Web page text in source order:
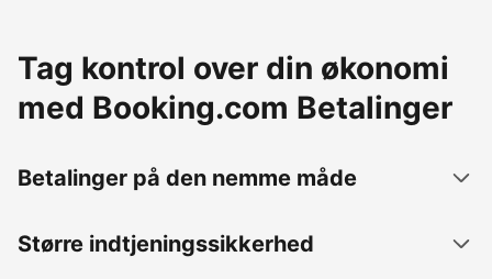
Tag kontrol over din økonomi
med Booking.com Betalinger
Betalinger på den nemme måde
Større indtjeningssikkerhed